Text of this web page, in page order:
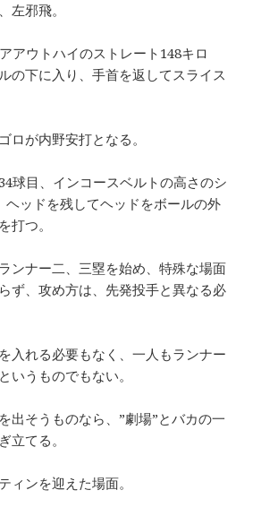
左邪飛。
アウトハイのストレート148キロ
の下に入り、手首を返してスライス
ロが内野安打となる。
球目、インコースベルトの高さのシ
ヘッドを残してヘッドをボールの外
打つ。
ンナー二、三塁を始め、特殊な場面
ず、攻め方は、先発投手と異なる必
入れる必要もなく、一人もランナー
いうものでもない。
出そうものなら、”劇場”とバカの一
立てる。
ィンを迎えた場面。